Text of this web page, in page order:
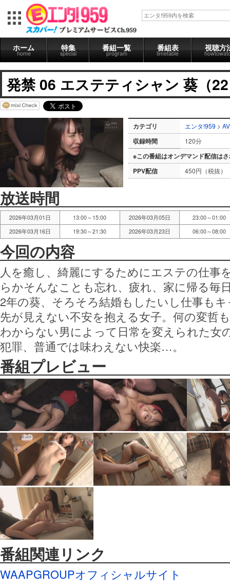
ホーム
home
特集
special
番組一覧
program
番組表
timetable
視聴方
発禁 06 エステティシャン 葵（
カテゴリ エンタ!959 > AV
収録時間 120分
※この番組はオンデマンド配信は
PPV配信
450円（税抜）
放送時間
2026年03月01日 13:00～15:00 2026年03月05日
23:00～01:00
2026年03月16日
19:30～21:30 2026年03月23日 06:00～08:00
今回の内容
人を癒し、綺麗にするためにエステの仕
らかそんなことも忘れ、疲れ、家に帰る毎
2年の葵、そろそろ結婚もしたいし仕事も
先が見えない不安を抱える女子。何の変哲
わからない男によって日常を変えられた女
犯罪、普通では味わえない快楽…。
番組プレビュー
番組関連リンク
WAAPGROUPオフィシャルサイト